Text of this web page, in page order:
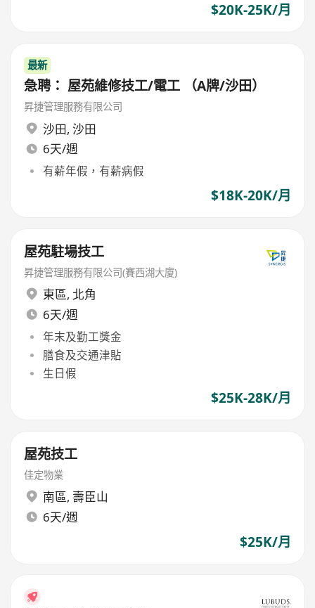
$20K-25K/月
最新
急聘： 屋苑維修技工/電工 （A牌/沙田）
昇捷管理服務有限公司
沙田, 沙田
6天/週
有薪年假，有薪病假
$18K-20K/月
屋苑駐場技工
昇捷管理服務有限公司(賽西湖大廈)
東區, 北角
6天/週
年末及勤工獎金
膳食及交通津貼
生日假
$25K-28K/月
屋苑技工
佳定物業
南區, 壽臣山
6天/週
$25K/月